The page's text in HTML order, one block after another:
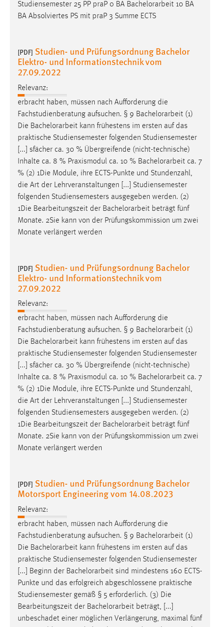
Studiensemester 25 PP praP 0 BA Bachelorarbeit 10 BA
BA Absolviertes PS mit praP 3 Summe ECTS
[PDF] Studien- und Prüfungsordnung Bachelor
Elektro- und Informationstechnik vom
27.09.2022
Relevanz:
erbracht haben, müssen nach Aufforderung die
Fachstudienberatung aufsuchen. § 9 Bachelorarbeit (1)
Die Bachelorarbeit kann frühestens im ersten auf das
praktische Studiensemester folgenden Studiensemester
[...] sfächer ca. 30 % Übergreifende (nicht-technische)
Inhalte ca. 8 % Praxismodul ca. 10 % Bachelorarbeit ca. 7
% (2) 1Die Module, ihre ECTS-Punkte und Stundenzahl,
die Art der Lehrveranstaltungen [...] Studiensemester
folgenden Studiensemesters ausgegeben werden. (2)
1Die Bearbeitungszeit der Bachelorarbeit beträgt fünf
Monate. 2Sie kann von der Prüfungskommission um zwei
Monate verlängert werden
[PDF] Studien- und Prüfungsordnung Bachelor
Elektro- und Informationstechnik vom
27.09.2022
Relevanz:
erbracht haben, müssen nach Aufforderung die
Fachstudienberatung aufsuchen. § 9 Bachelorarbeit (1)
Die Bachelorarbeit kann frühestens im ersten auf das
praktische Studiensemester folgenden Studiensemester
[...] sfächer ca. 30 % Übergreifende (nicht-technische)
Inhalte ca. 8 % Praxismodul ca. 10 % Bachelorarbeit ca. 7
% (2) 1Die Module, ihre ECTS-Punkte und Stundenzahl,
die Art der Lehrveranstaltungen [...] Studiensemester
folgenden Studiensemesters ausgegeben werden. (2)
1Die Bearbeitungszeit der Bachelorarbeit beträgt fünf
Monate. 2Sie kann von der Prüfungskommission um zwei
Monate verlängert werden
[PDF] Studien- und Prüfungsordnung Bachelor
Motorsport Engineering vom 14.08.2023
Relevanz:
erbracht haben, müssen nach Aufforderung die
Fachstudienberatung aufsuchen. § 9 Bachelorarbeit (1)
Die Bachelorarbeit kann frühestens im ersten auf das
praktische Studiensemester folgenden Studiensemester
[...] Beginn der Bachelorarbeit sind mindestens 160 ECTS-
Punkte und das erfolgreich abgeschlossene praktische
Studiensemester gemäß § 5 erforderlich. (3) Die
Bearbeitungszeit der Bachelorarbeit beträgt, [...]
unbeschadet einer möglichen Verlängerung, maximal fünf